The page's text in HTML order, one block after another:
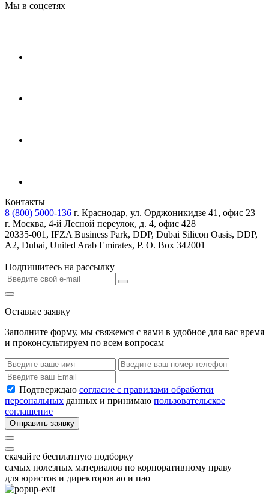
Мы в соцсетях
Контакты
8 (800) 5000-136 г. Краснодар, ул. Орджоникидзе 41, офис 23
г. Москва, 4-й Лесной переулок, д. 4, офис 428
20335-001, IFZA Business Park, DDP, Dubai Silicon Oasis, DDP,
A2, Dubai, United Arab Emirates, P. O. Box 342001
Подпишитесь на рассылку
Оставьте заявку
Заполните форму, мы свяжемся с вами в удобное для вас время
и проконсультируем по всем вопросам
Подтверждаю согласие с правилами обработки
персональных данных и принимаю пользовательское
соглашение
Отправить заявку
скачайте бесплатную подборку
самых полезных материалов по корпоративному праву
для юристов и директоров ао и пао